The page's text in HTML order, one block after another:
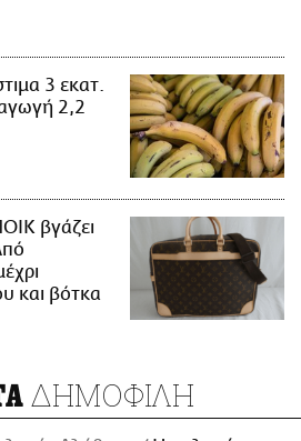
3 εκατ.
2,2
βγάζει
και βότκα
ΔΗΜΟΦΙΛΗ